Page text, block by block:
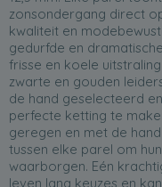
zonsondergang direct
kwaliteit en
gedurfde en
frisse en koele
zwarte en gouden
de hand geselecteerd
perfecte ketting te
geregen en met de
tussen elke parel om
waarborgen. Eén
leven lang keuzes en